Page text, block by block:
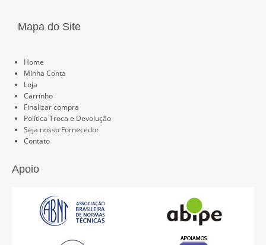
Mapa do Site
Home
Minha Conta
Loja
Carrinho
Finalizar compra
Política Troca e Devolução
Seja nosso Fornecedor
Contato
Apoio